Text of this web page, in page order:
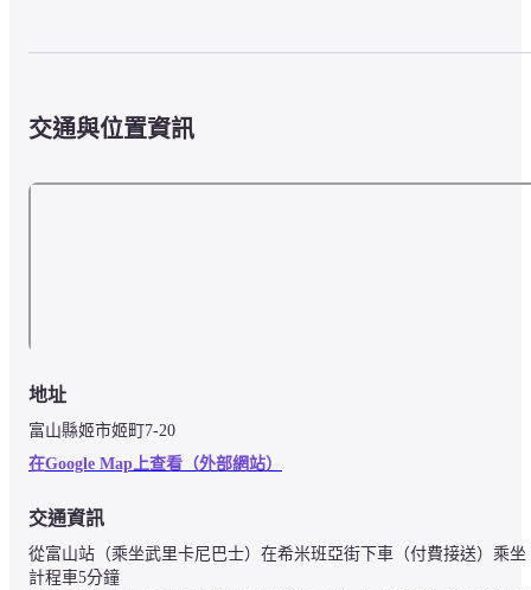
交通與位置資訊
地址
富山縣姬市姬町7-20
在Google Map上查看（外部網站）
交通資訊
從富山站（乘坐武里卡尼巴士）在希米班亞街下車（付費接送）乘坐
計程車5分鐘